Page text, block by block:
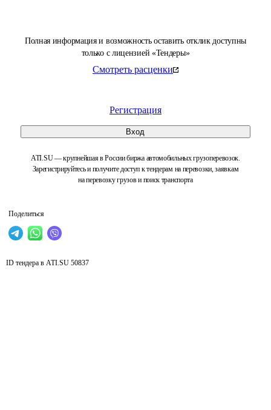
Полная информация и возможность оставить отклик доступны
только с лицензией «Тендеры»
Смотреть расценки
Регистрация
Вход
ATI.SU — крупнейшая в России биржа автомобильных грузоперевозок.
Зарегистрируйтесь и получите доступ к тендерам на перевозки, заявкам
на перевозку грузов и поиск транспорта
Поделиться
ID тендера в ATI.SU 50837